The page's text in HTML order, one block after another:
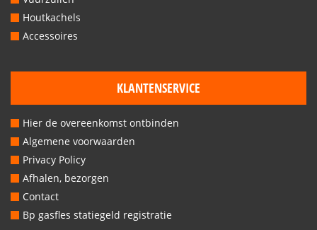
Houtkachels
Accessoires
KLANTENSERVICE
Hier de overeenkomst ontbinden
Algemene voorwaarden
Privacy Policy
Afhalen, bezorgen
Contact
Bp gasfles statiegeld registratie